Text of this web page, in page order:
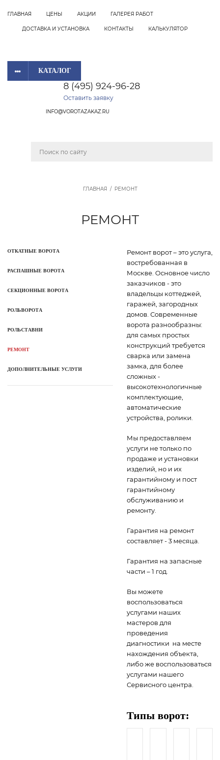
ГЛАВНАЯ ЦЕНЫ АКЦИИ ГАЛЕРЕЯ РАБОТ
ДОСТАВКА И УСТАНОВКА КОНТАКТЫ КАЛЬКУЛЯТОР
КАТАЛОГ
8 (495) 924-96-28
Оставить заявку
INFO@VOROTAZAKAZ.RU
ГЛАВНАЯ / РЕМОНТ
РЕМОНТ
ОТКАТНЫЕ ВОРОТА
РАСПАШНЫЕ ВОРОТА
СЕКЦИОННЫЕ ВОРОТА
РОЛЬВОРОТА
РОЛЬСТАВНИ
РЕМОНТ
ДОПОЛНИТЕЛЬНЫЕ УСЛУГИ
Ремонт ворот – это услуга,
востребованная в
Москве. Основное число
заказчиков - это
владельцы коттеджей,
гаражей, загородных
домов. Современные
ворота разнообразны:
для самых простых
конструкций требуется
сварка или замена
замка, для более
сложных -
высокотехнологичные
комплектующие,
автоматические
устройства, ролики.
Мы предоставляем
услуги не только по
продаже и установки
изделий, но и их
гарантийному и пост
гарантийному
обслуживанию и
ремонту.
Гарантия на ремонт
составляет - 3 месяца.
Гарантия на запасные
части – 1 год.
Вы можете
воспользоваться
услугами наших
мастеров для
проведения
диагностики на месте
нахождения объекта,
либо же воспользоваться
услугами нашего
Сервисного центра.
Типы ворот: